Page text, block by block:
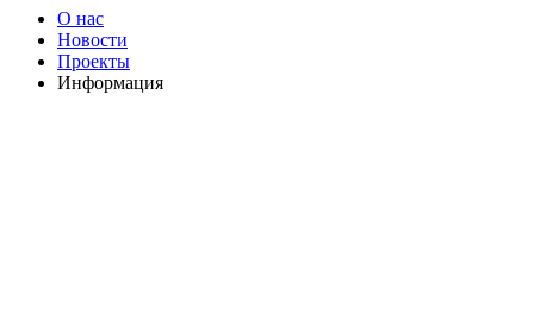
О нас
Новости
Проекты
Информация